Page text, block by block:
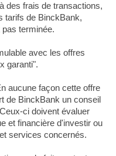
des frais de transactions,
tarifs de BinckBank,
terminée.
avec les offres
garanti".
aucune façon cette offre
de BinckBank un conseil
ci doivent évaluer
et financière d'investir ou
services concernés.